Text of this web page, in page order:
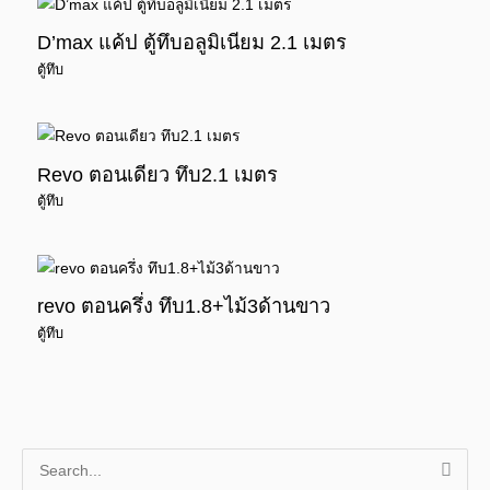
D’max แค้ป ตู้ทึบอลูมิเนียม 2.1 เมตร
ตู้ทึบ
Revo ตอนเดียว ทึบ2.1 เมตร
ตู้ทึบ
revo ตอนครึ่ง ทึบ1.8+ไม้3ด้านขาว
ตู้ทึบ